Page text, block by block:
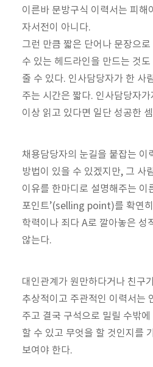
이른바 문방구식 이력서는 피해
자서전이 아니다.
그런 만큼 짧은 단어나 문장으
수 있는 헤드라인을 만드는 것
줄 수 있다. 인사담당자가 한 사
주는 시간은 짧다. 인사담당자
이상 읽고 있다면 일단 성공한
채용담당자의 눈길을 붙잡는 이
방법이 있을 수 있겠지만, 그 사
이유를 한마디로 설명해주는 이
포인트’(selling point)를 확연
학력이나 죄다 A로 깔아놓은 성
않는다.
대인관계가 원만하다거나 친구
추상적이고 주관적인 이력서는
주고 결국 구석으로 밀릴 수밖
할 수 있고 무엇을 할 것인지를
보여야 한다.